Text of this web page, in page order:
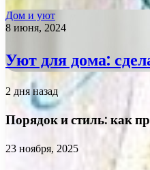
Дом и уют
8 июня, 2024
Уют для дома:
2 дня назад
Порядок и стиль: как
23 ноября, 2025